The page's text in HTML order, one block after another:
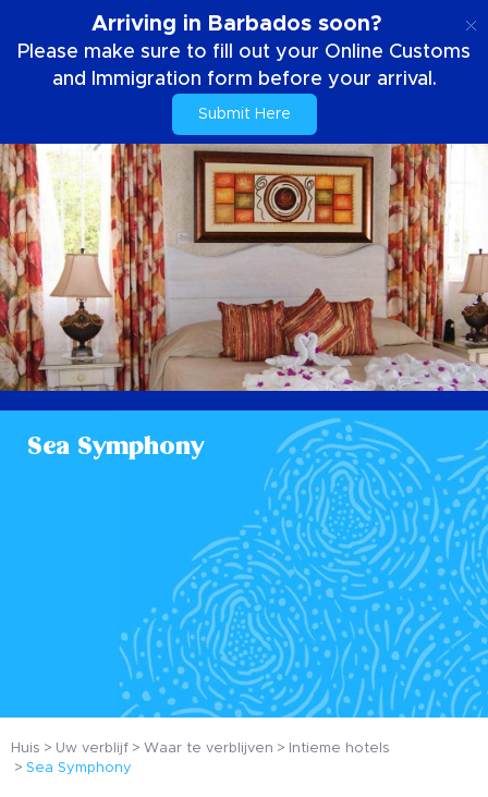
Arriving in Barbados soon?
Please make sure to fill out your Online Customs
and Immigration form before your arrival.
Submit Here
Sea Symphony
Huis Uw verblijf Waar te verblijven
Intieme hotels
Sea Symphony